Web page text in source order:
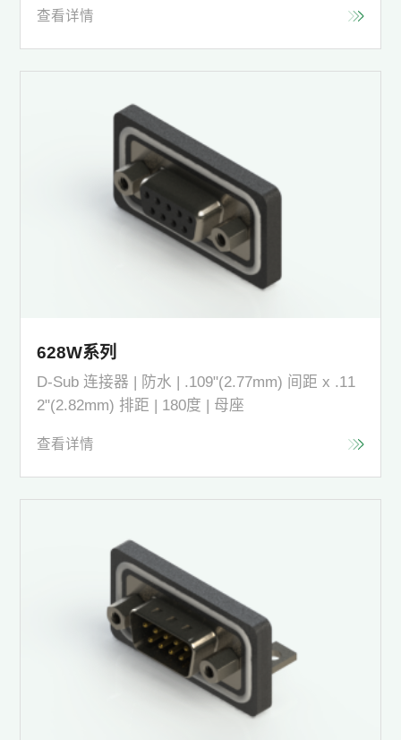
查看详情
628W系列
D-Sub 连接器 | 防水 | .109"(2.77mm) 间距 x .11
2"(2.82mm) 排距 | 180度 | 母座
查看详情